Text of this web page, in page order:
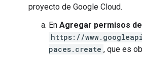
proyecto de Google Cloud.
En Agregar permisos
https://
paces.create , que es